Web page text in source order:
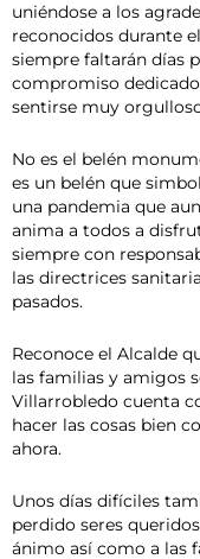
uniéndose a los
reconocidos durante
siempre faltarán días
compromiso
sentirse muy
No es el belén
es un belén que
una pandemia que
anima a todos a
siempre con
las directrices
pasados.
Reconoce el Alcalde
las familias y amigos
Villarrobledo cuenta
hacer las cosas bien
ahora.
Unos días difíciles
perdido seres
ánimo así como a las